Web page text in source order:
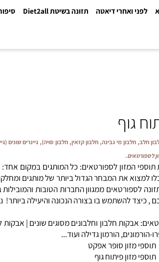
ואחרי דיאטה תזונה בשיטת Diet2all סיפורי
חלבון מי גבינה, חלבון קזאין, חלבון סויה), גיינרים שונים
המזון לספורטאים: כל המותגים במקום אחד:
את המבחר הגדול ביותר של מותגים
ממגוון החברות הטובות והמובילות
בצורה הנכונה והיעילה ביותר! ניתן ליצור
אבקות חלבוןוחלבונים מסוגים שונים | אבקות
, הורמון גדילה ועוד...
מזון סופר אפקט